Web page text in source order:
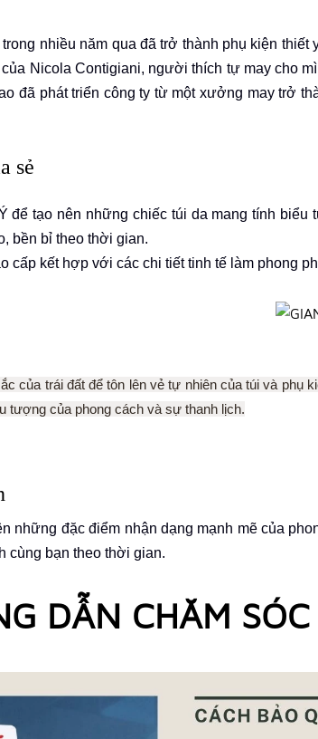
nhiều năm qua đã trở thành phụ kiện thiết
Nicola Contigiani, người thích tự may cho
đã phát triển công ty từ một xưởng may trở
sẻ
để tạo nên những chiếc túi da mang tính
bền bỉ theo thời gian.
cấp kết hợp với các chi tiết tinh tế làm phong
của trái đất để tôn lên vẻ tự nhiên của túi và
tượng của phong cách và sự thanh lịch.
những đặc điểm nhận dạng mạnh mẽ của
cùng bạn theo thời gian.
DẪN CHĂM